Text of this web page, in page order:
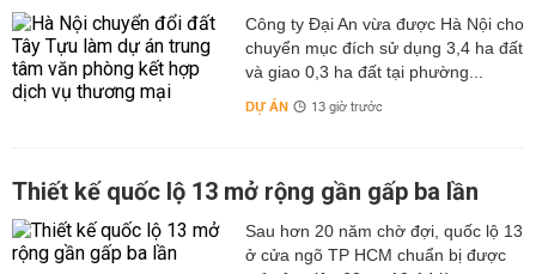
Công ty Đại An vừa được Hà Nội cho
chuyển mục đích sử dụng 3,4 ha đất
và giao 0,3 ha đất tại phường...
DỰ ÁN 13 giờ trước
Thiết kế quốc lộ 13 mở rộng gần gấp ba lần
Sau hơn 20 năm chờ đợi, quốc lộ 13
ở cửa ngõ TP HCM chuẩn bị được